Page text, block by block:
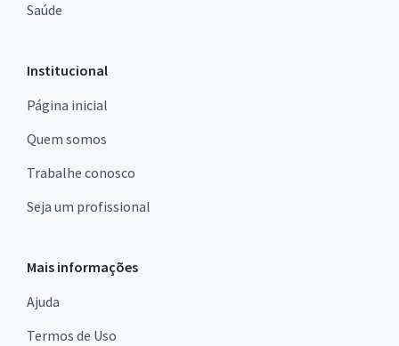
Saúde
Institucional
Página inicial
Quem somos
Trabalhe conosco
Seja um profissional
Mais informações
Ajuda
Termos de Uso